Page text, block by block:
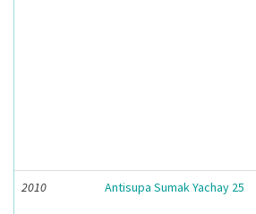
2010 Antisupa Sumak Yachay 25